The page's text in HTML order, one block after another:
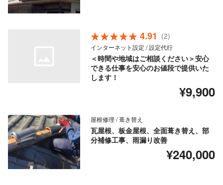
4.91 (2)
インターネット設定 / 設定代行
＜時間や地域はご相談ください＞安心
できる仕事を安心のお値段で提供いた
します！
¥9,900
屋根修理 / 葺き替え
瓦屋根、板金屋根、全面葺き替え、部
分補修工事、雨漏り改善
¥240,000